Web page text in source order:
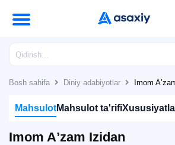
Bosh sahifa Diniy adabiyotlar Imom
MahsulotMahsulot ta'rifi
Imom Aʼzam Izidan